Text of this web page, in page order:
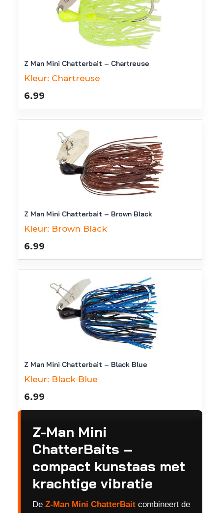
Z Man Mini Chatterbait – Chartreuse
Kleur: Chartreuse
6.99
Z Man Mini Chatterbait – Brown Black
Kleur: Brown Black
6.99
Z Man Mini Chatterbait – Black Blue
Kleur: Black Blue
6.99
Z-Man Mini
ChatterBaits –
compact kunstaas met
krachtige vibratie
De Z-Man Mini ChatterBait combineert de